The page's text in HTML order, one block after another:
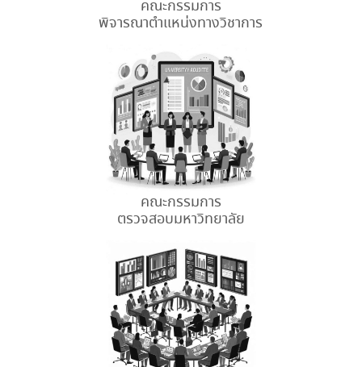
คณะกรรมการ
พิจารณาตำแหน่งทางวิชาการ
คณะกรรมการ
ตรวจสอบมหาวิทยาลัย